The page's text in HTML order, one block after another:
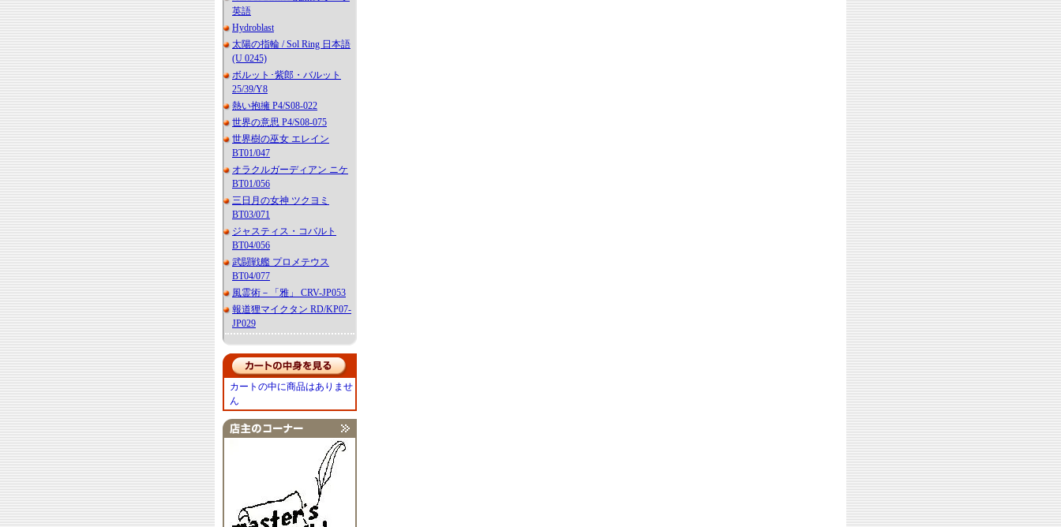
英語
Hydroblast
太陽の指輪 / Sol Ring 日本語
(U 0245)
ボルット･紫郎・バルット
25/39/Y8
熱い抱擁 P4/S08-022
世界の意思 P4/S08-075
世界樹の巫女 エレイン
BT01/047
オラクルガーディアン ニケ
BT01/056
三日月の女神 ツクヨミ
BT03/071
ジャスティス・コバルト
BT04/056
武闘戦艦 プロメテウス
BT04/077
風霊術－「雅」 CRV-JP053
報道狸マイクタン RD/KP07-
JP029
カートの中に商品はありませ
ん